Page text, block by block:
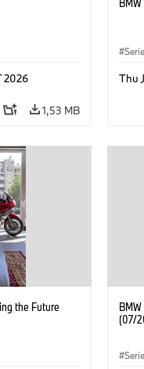
2026
1,53 MB
Thu
the Future
(07/